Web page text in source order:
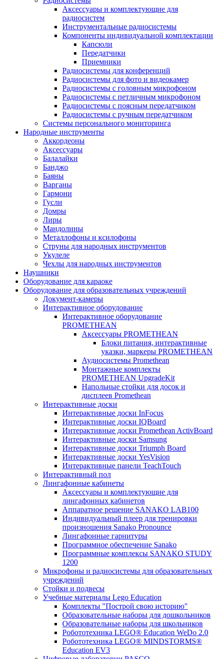
Аксессуары и комплектующие для
радиосистем
Инструментальные радиосистемы
Компоненты индивидуальной комплектации
Капсюли
Передатчики
Приемники
Радиосистемы для конференций
Радиосистемы для фото и видеокамер
Радиосистемы с головным микрофоном
Радиосистемы с петличным микрофоном
Радиосистемы с поясным передатчиком
Радиосистемы с ручным передатчиком
Системы персонального мониторинга
Народные инструменты
Аккордеоны
Аксессуары
Балалайки
Банджо
Баяны
Варганы
Гармони
Гусли
Домры
Лиры
Мандолины
Металлофоны и ксилофоны
Струны для народных инструментов
Укулеле
Чехлы для народных инструментов
Наушники
Оборудование для караоке
Оборудование для образовательных учреждений
Документ-камеры
Интерактивное оборудование
Интерактивное оборудование
PROMETHEAN
Аксессуары PROMETHEAN
Блоки питания, интерактивные
указки, маркеры PROMETHEAN
Аудиосистемы Promethean
Монтажные комплекты
PROMETHEAN UpgradeKit
Напольные стойки для досок и
дисплеев Promethean
Интерактивные доски
Интерактивные доски InFocus
Интерактивные доски IQBoard
Интерактивные доски Promethean ActivBoard
Интерактивные доски Samsung
Интерактивные доски Triumph Board
Интерактивные доски YesVision
Интерактивные панели TeachTouch
Интерактивный пол
Лингафонные кабинеты
Аксессуары и комплектующие для
лингафонных кабинетов
Аппаратное решение SANAKO LAB100
Индивидуальный плеер для тренировки
произношения Sanako Pronounce
Лингафонные гарнитуры
Программное обеспечение Sanako
Программные комплексы SANAKO STUDY
1200
Микрофоны и радиосистемы для образовательных
учреждений
Стойки и подвесы
Учебные материалы Lego Education
Комплекты "Построй свою историю"
Образовательные наборы для дошкольников
Образовательные наборы для школьников
Робототехника LEGO® Education WeDo 2.0
Робототехника LEGO® MINDSTORMS®
Education EV3